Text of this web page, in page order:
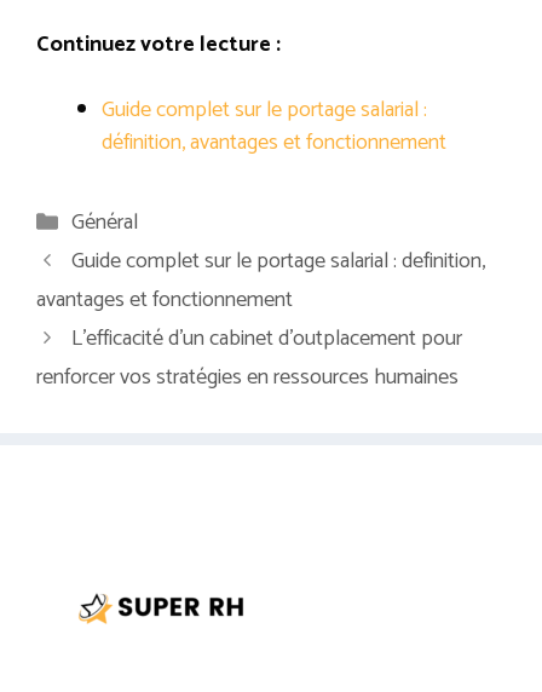
Continuez votre lecture :
Guide complet sur le portage salarial :
définition, avantages et fonctionnement
Catégories
Général
Guide complet sur le portage salarial : definition,
avantages et fonctionnement
L’efficacité d’un cabinet d’outplacement pour
renforcer vos stratégies en ressources humaines